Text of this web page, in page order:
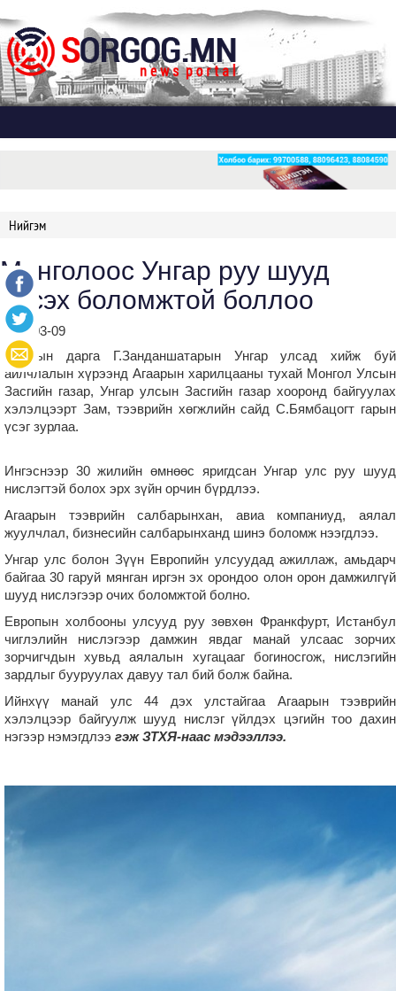
Нийгэм
Монголоос Унгар руу шууд
нисэх боломжтой боллоо
2024-03-09
УИХ-ын дарга Г.Занданшатарын Унгар улсад хийж буй
айлчлалын хүрээнд Агаарын харилцааны тухай Монгол Улсын
Засгийн газар, Унгар улсын Засгийн газар хооронд байгуулах
хэлэлцээрт Зам, тээврийн хөгжлийн сайд С.Бямбацогт гарын
үсэг зурлаа.
Ингэснээр 30 жилийн өмнөөс яригдсан Унгар улс руу шууд
нислэгтэй болох эрх зүйн орчин бүрдлээ.
Агаарын тээврийн салбарынхан, авиа компаниуд, аялал
жуулчлал, бизнесийн салбарынханд шинэ боломж нээгдлээ.
Унгар улс болон Зүүн Европийн улсуудад ажиллаж, амьдарч
байгаа 30 гаруй мянган иргэн эх орондоо олон орон дамжилгүй
шууд нислэгээр очих боломжтой болно.
Европын холбооны улсууд руу зөвхөн Франкфурт, Истанбул
чиглэлийн нислэгээр дамжин явдаг манай улсаас зорчих
зорчигчдын хувьд аялалын хугацааг богиносгож, нислэгийн
зардлыг бууруулах давуу тал бий болж байна.
Ийнхүү манай улс 44 дэх улстайгаа Агаарын тээврийн
хэлэлцээр байгуулж шууд нислэг үйлдэх цэгийн тоо дахин
нэгээр нэмэгдлээ гэж ЗТХЯ-наас мэдээллээ.